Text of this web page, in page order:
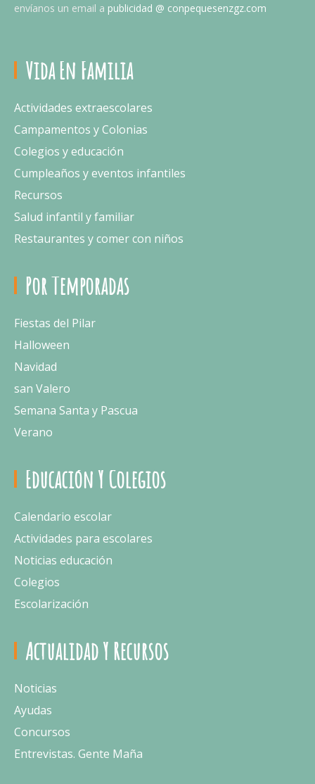
envíanos un email a publicidad @ conpequesenzgz.com
Vida En Familia
Actividades extraescolares
Campamentos y Colonias
Colegios y educación
Cumpleaños y eventos infantiles
Recursos
Salud infantil y familiar
Restaurantes y comer con niños
Por Temporadas
Fiestas del Pilar
Halloween
Navidad
san Valero
Semana Santa y Pascua
Verano
Educación Y Colegios
Calendario escolar
Actividades para escolares
Noticias educación
Colegios
Escolarización
Actualidad Y Recursos
Noticias
Ayudas
Concursos
Entrevistas. Gente Maña